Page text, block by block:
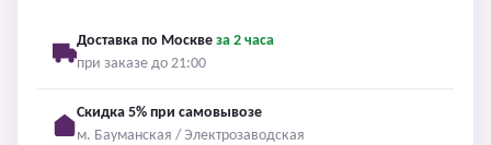
Доставка по Москве за 2 часа
при заказе до 21:00
Скидка 5% при самовывозе
м. Бауманская / Электрозаводская